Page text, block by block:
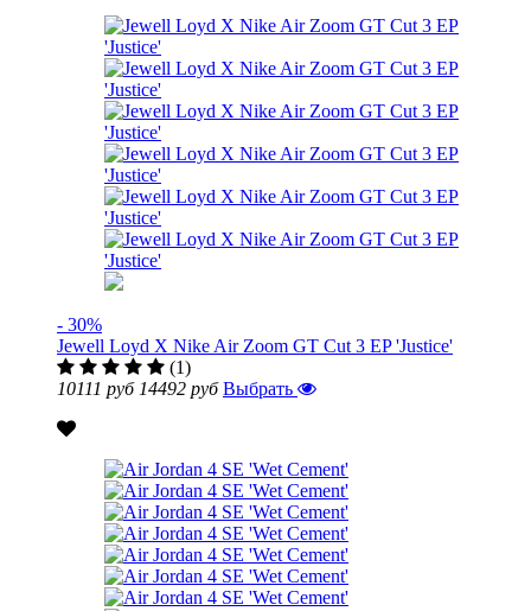
- 30%
Jewell Loyd X Nike Air Zoom GT Cut 3 EP 'Justice'
(1)
10111 руб 14492 руб Выбрать